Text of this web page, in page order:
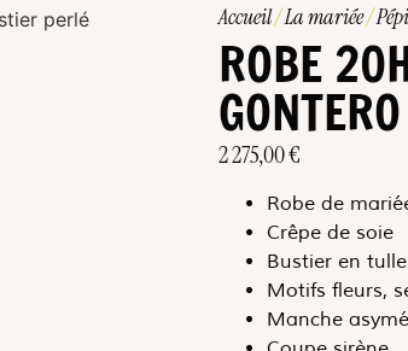
Accueil/La mariée/
ROBE
GONTERO
2 275,00€
Robe de
Crêpe de soie
Bustier en
Motifs fleurs,
Manche